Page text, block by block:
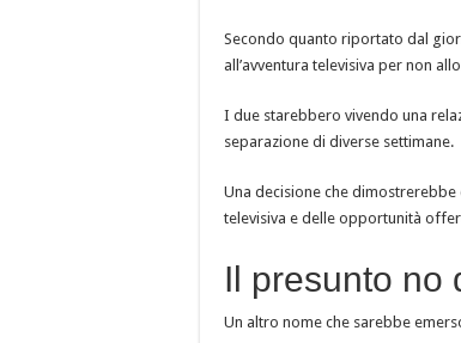
Secondo quanto riportato dal
all’avventura televisiva per non
I due starebbero vivendo una
separazione di diverse settimane.
Una decisione che
televisiva e delle opportunità
Il presunto no
Un altro nome che sarebbe